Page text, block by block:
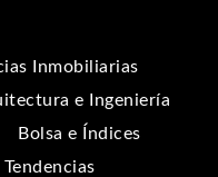
Inmobiliarias
e Ingeniería
Bolsa e Índices